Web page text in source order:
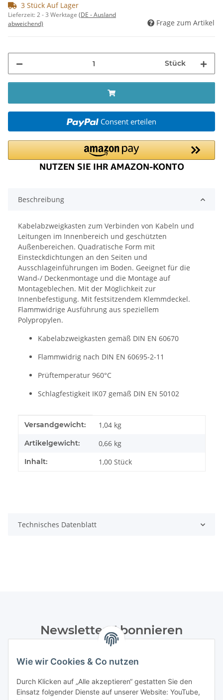
Wie wir Cookies & Co nutzen
Durch Klicken auf „Alle akzeptieren“ gestatten Sie den
Einsatz folgender Dienste auf unserer Website: YouTube,
3 Stück Auf Lager
Lieferzeit:2 - 3 Werktage (DE - Ausland
abweichend)
Frage zum Artikel
Stück
Consent erteilen
Beschreibung
Kabelabzweigkasten zum Verbinden von Kabeln und
Leitungen im Innenbereich und geschützten
Außenbereichen. Quadratische Form mit
Einsteckdichtungen an den Seiten und
Ausschlageinführungen im Boden. Geeignet für die
Wand-/ Deckenmontage und die Montage auf
Montageblechen. Mit der Möglichkeit zur
Innenbefestigung. Mit festsitzendem Klemmdeckel.
Flammwidrige Ausführung aus speziellem
Polypropylen.
Kabelabzweigkasten gemäß DIN EN 60670
Flammwidrig nach DIN EN 60695-2-11
Prüftemperatur 960°C
Schlagfestigkeit IK07 gemäß DIN EN 50102
Produkteigenschaft
Wert
Versandgewicht: 1,04 kg
Artikelgewicht: 0,66 kg
Inhalt: 1,00 Stück
Technisches Datenblatt
Newsletter Abonnieren
Datenschutzerklärungregelmäßig und jederzeit widerruflich
Abonnieren